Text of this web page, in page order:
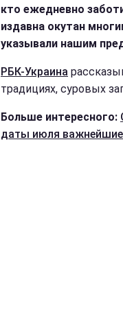
кто ежедневно
издавна окутан
указывали нашим
РБК-Украина
традициях, суровых
Больше интересного:
даты июля